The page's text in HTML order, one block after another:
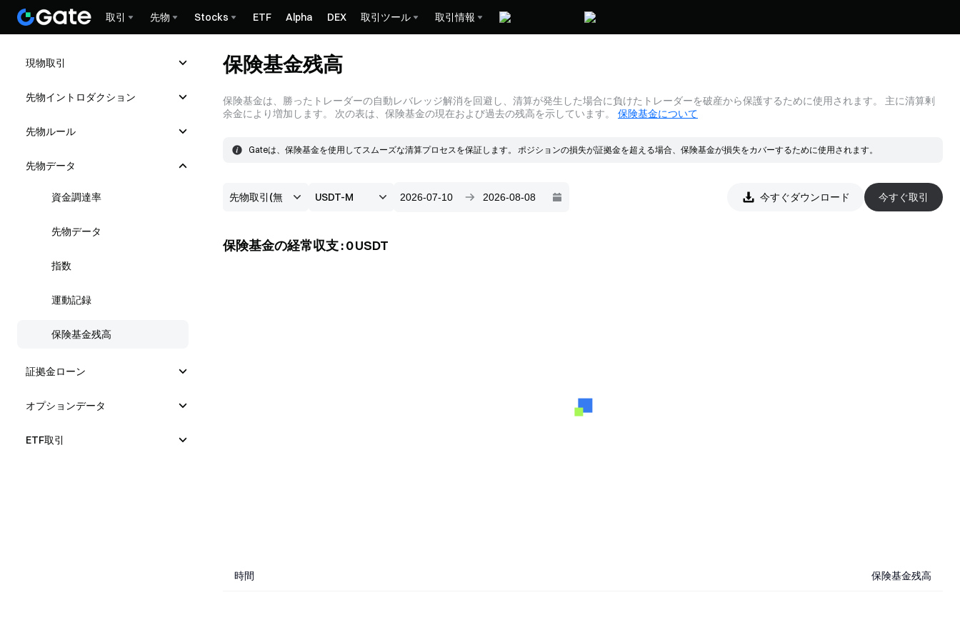
取引 先物 Stocks ETF Alpha DEX 取引ツール 取引情報
現物取引
先物イントロダクション
先物ルール
先物データ
資金調達率
先物データ
指数
運動記録
保険基金残高
証拠金ローン
オプションデータ
ETF取引
保険基金残高
保険基金は、勝ったトレーダーの自動レバレッジ解消を回避し、清算が発生した場合に負けたトレーダーを破産から保護するために使用されます。 主に清算剰
余金により増加します。 次の表は、保険基金の現在および過去の残高を示しています。
保険基金について
Gateは、保険基金を使用してスムーズな清算プロセスを保証します。 ポジションの損失が証拠金を超える場合、保険基金が損失をカバーするために使用されます。
今すぐダウンロード 今すぐ取引
保険基金の経常収支:0USDT
時間 保険基金残高